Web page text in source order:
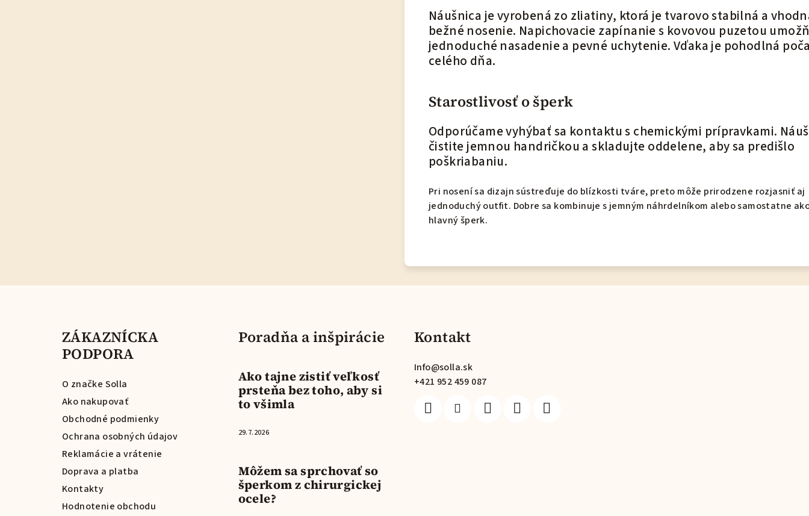
Náušnica je vyrobená zo zliatiny, ktorá je tvarovo stabilná a
bežné nosenie. Napichovacie zapínanie s kovovou puzetou
jednoduché nasadenie a pevné uchytenie. Vďaka je pohodlná
celého dňa.
Starostlivosť o šperk
Odporúčame vyhýbať sa kontaktu s chemickými prípravkami.
čistite jemnou handričkou a skladujte oddelene, aby sa predišlo
poškriabaniu.
Pri nosení sa dizajn sústreďuje do blízkosti tváre, preto môže prirodzene rozjasniť aj
jednoduchý outfit. Dobre sa kombinuje s jemným náhrdelníkom alebo samostatne
hlavný šperk.
ZÁKAZNÍCKA
PODPORA
O značke Solla
Ako nakupovať
Obchodné podmienky
Ochrana osobných údajov
Reklamácie a vrátenie
Doprava a platba
Kontakty
Hodnotenie obchodu
Poradňa a inšpirácie
Ako tajne zistiť veľkosť
prsteňa bez toho, aby si
to všimla
29.7.2026
Môžem sa sprchovať so
šperkom z chirurgickej
ocele?
Kontakt
Info@solla.sk
+421 952 459 087